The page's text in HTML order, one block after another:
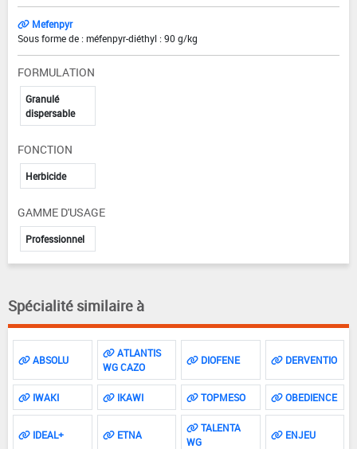
Mefenpyr
Sous forme de : méfenpyr-diéthyl : 90 g/kg
FORMULATION
Granulé
dispersable
FONCTION
Herbicide
GAMME D'USAGE
Professionnel
Spécialité similaire à
ABSOLU
ATLANTIS
WG CAZO
DIOFENE DERVENTIO
IWAKI IKAWI TOPMESO OBEDIENCE
IDEAL+ ETNA
TALENTA
WG
ENJEU